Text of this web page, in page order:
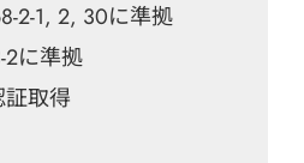
2-1, 2, 30に準拠
2に準拠
取得